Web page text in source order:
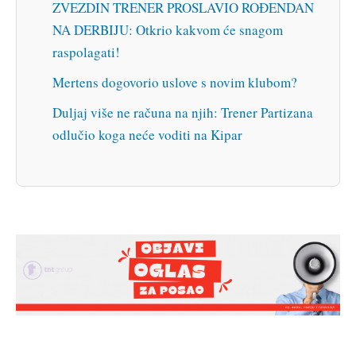
ZVEZDIN TRENER PROSLAVIO ROĐENDAN
NA DERBIJU: Otkrio kakvom će snagom
raspolagati!
Mertens dogovorio uslove s novim klubom?
Duljaj više ne računa na njih: Trener Partizana
odlučio koga neće voditi na Kipar